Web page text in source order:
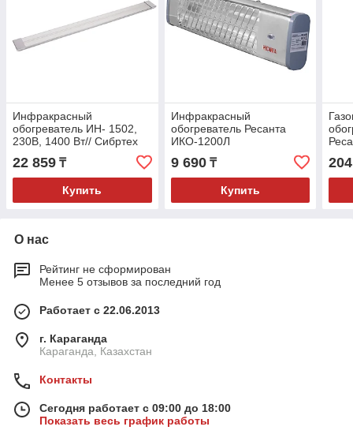
Инфракрасный
обогреватель ИН- 1502,
230В, 1400 Вт// Сибртех
22 859 ₸
Купить
Инфракрасный
обогреватель Ресанта
ИКО-1200Л
9 690₸
Купить
О нас
Рейтинг не сформирован
Менее 5 отзывов за последний год
Работает с 22.06.2013
г. Караганда
Караганда, Казахстан
Контакты
Сегодня работает с 09:00 до 18:00
Показать весь график работы